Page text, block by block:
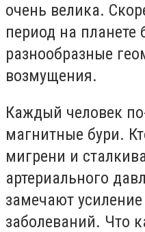
очень велика.
период на планете
разнообразные
возмущения.
Каждый человек
магнитные бури.
мигрени и
артериального
замечают
заболеваний. Что